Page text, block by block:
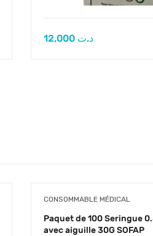
د.ت
CONSOMMABLE MÉDICAL
Paquet de 100 Seringue
avec aiguille 30G SOFAP